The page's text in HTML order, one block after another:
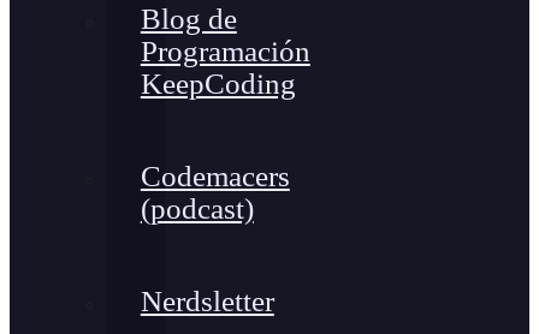
Blog de
Programación
KeepCoding
Codemacers
(podcast)
Nerdsletter